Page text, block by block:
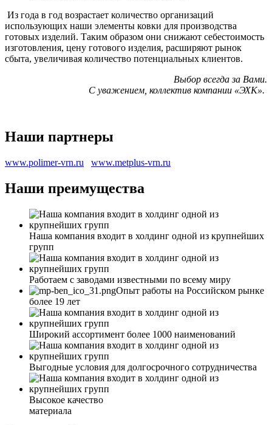
Из года в год возрастает количество организаций
использующих наши элементы ковки для производства
готовых изделий. Таким образом они снижают себестоимость
изготовления, цену готового изделия, расширяют рынок
сбыта, увеличивая количество потенциальных клиентов.
Выбор всегда за Вами.
С уважением, коллектив компании «ЭХК».
Наши партнеры
www.polimer-vrn.ru www.metplus-vrn.ru
Наши преимущества
Наша компания входит в холдинг одной из крупнейших
групп
Работаем с заводами известными по всему миру
Опыт работы на Российском рынке
более 19 лет
Широкий ассортимент более 1000 наименований
Выгодные условия для долгосрочного сотрудничества
Высокое качество
материала